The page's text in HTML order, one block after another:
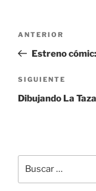
entradas
Entrada
anterior:
ANTERIOR
Estreno
Siguiente
entrada
SIGUIENTE
Dibujando La
por: